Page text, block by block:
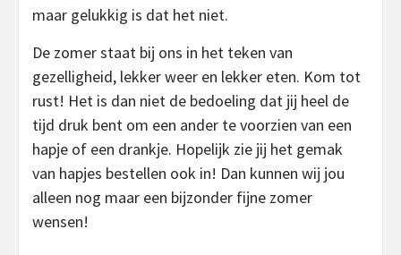
maar gelukkig is dat het niet.
De zomer staat bij ons in het teken van
gezelligheid, lekker weer en lekker eten. Kom tot
rust! Het is dan niet de bedoeling dat jij heel de
tijd druk bent om een ander te voorzien van een
hapje of een drankje. Hopelijk zie jij het gemak
van hapjes bestellen ook in! Dan kunnen wij jou
alleen nog maar een bijzonder fijne zomer
wensen!